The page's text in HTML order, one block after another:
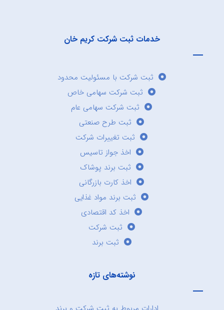
خدمات ثبت شرکت کریم خان
ثبت شرکت با مسئولیت محدود
ثبت شرکت سهامی خاص
ثبت شرکت سهامی عام
ثبت طرح صنعتی
ثبت تغییرات شرکت
اخذ جواز تاسیس
ثبت برند پوشاک
اخذ کارت بازرگانی
ثبت برند مواد غذایی
اخذ کد اقتصادی
ثبت شرکت
ثبت برند
نوشته‌های تازه